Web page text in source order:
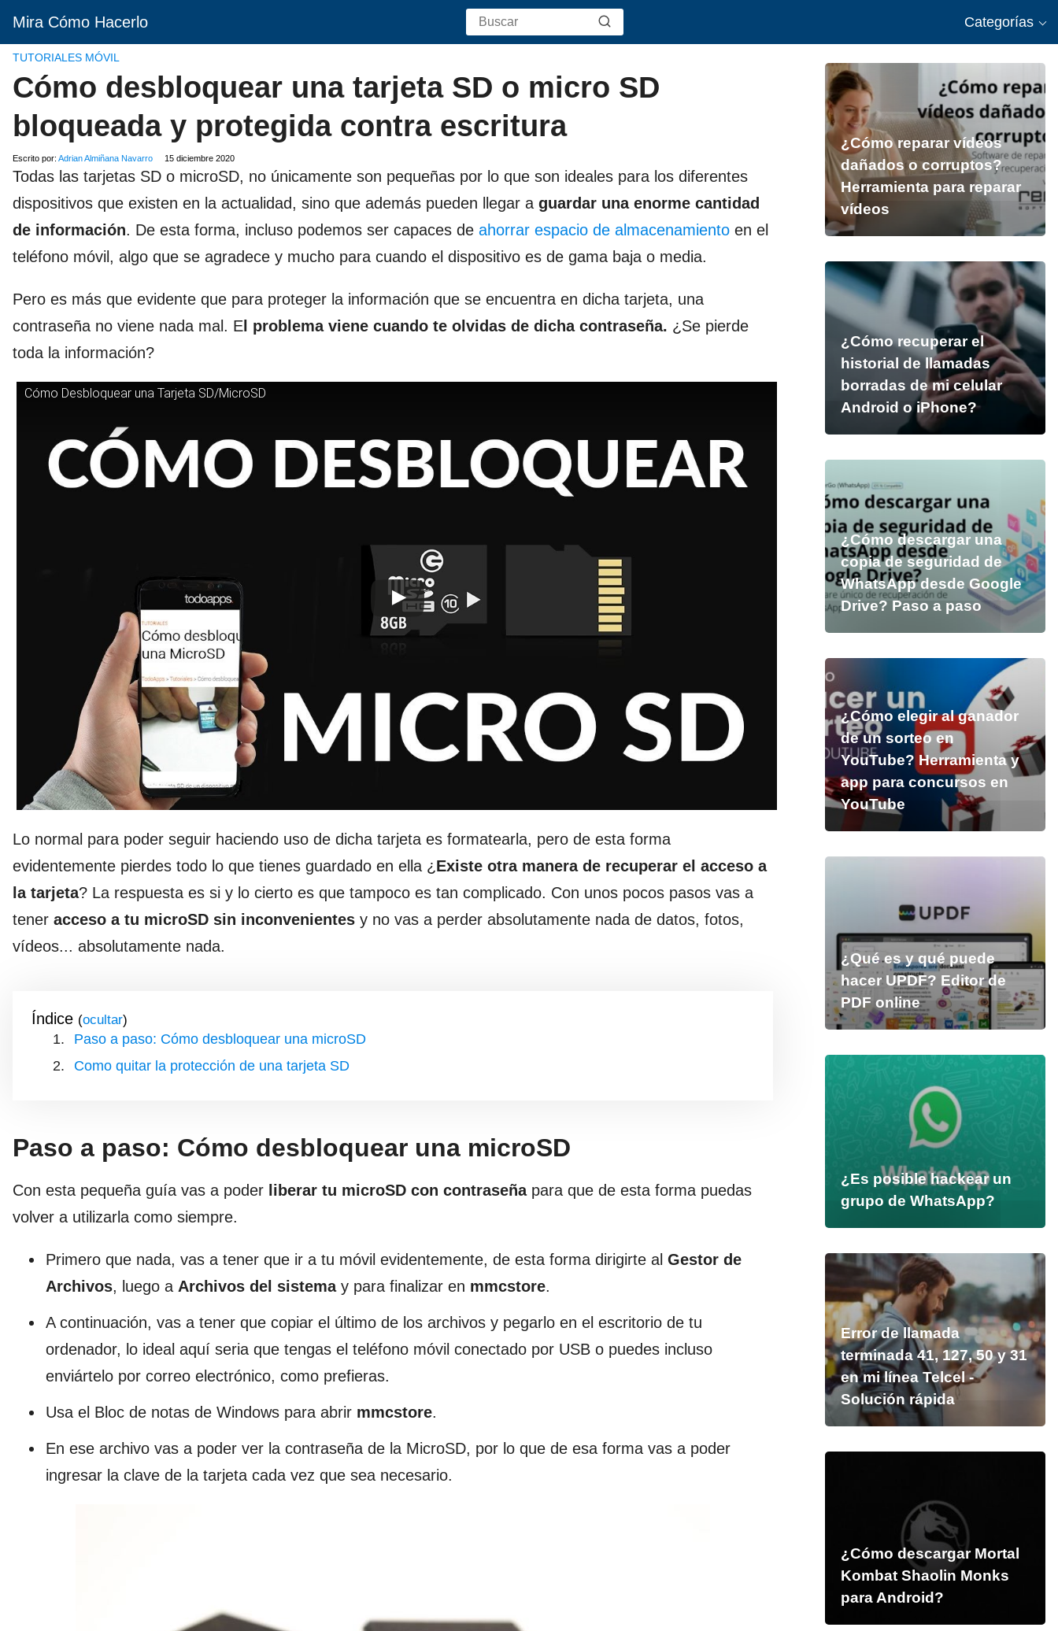
Mira Cómo Hacerlo Categorías
TUTORIALES MÓVIL
Cómo desbloquear una tarjeta SD o micro SD
bloqueada y protegida contra escritura
Escrito por: Adrian Almiñana Navarro 15 diciembre 2020
Todas las tarjetas SD o microSD, no únicamente son pequeñas por lo que son ideales para los diferentes
dispositivos que existen en la actualidad, sino que además pueden llegar a guardar una enorme cantidad
de información. De esta forma, incluso podemos ser capaces de ahorrar espacio de almacenamiento en el
teléfono móvil, algo que se agradece y mucho para cuando el dispositivo es de gama baja o media.
Pero es más que evidente que para proteger la información que se encuentra en dicha tarjeta, una
contraseña no viene nada mal. E l problema viene cuando te olvidas de dicha contraseña. ¿Se pierde
toda la información?
Cómo Desbloquear una Tarjeta SD/MicroSD
Lo normal para poder seguir haciendo uso de dicha tarjeta es formatearla, pero de esta forma
evidentemente pierdes todo lo que tienes guardado en ella ¿ Existe otra manera de recuperar el acceso a
la tarjeta? La respuesta es si y lo cierto es que tampoco es tan complicado. Con unos pocos pasos vas a
tener acceso a tu microSD sin inconvenientes y no vas a perder absolutamente nada de datos, fotos,
vídeos... absolutamente nada.
Índice ( )
Paso a paso: Cómo desbloquear una microSD
Como quitar la protección de una tarjeta SD
Paso a paso: Cómo desbloquear una microSD
Con esta pequeña guía vas a poder liberar tu microSD con contraseñapara que de esta forma puedas
volver a utilizarla como siempre.
Primero que nada, vas a tener que ir a tu móvil evidentemente, de esta forma dirigirte al Gestor de
Archivos, luego a Archivos del sistemay para finalizar en mmcstore.
A continuación, vas a tener que copiar el último de los archivos y pegarlo en el escritorio de tu
ordenador, lo ideal aquí seria que tengas el teléfono móvil conectado por USB o puedes incluso
enviártelo por correo electrónico, como prefieras.
Usa el Bloc de notas de Windows para abrir mmcstore.
En ese archivo vas a poder ver la contraseña de la MicroSD, por lo que de esa forma vas a poder
ingresar la clave de la tarjeta cada vez que sea necesario.
¿Cómo reparar vídeos
dañados o corruptos?
Herramienta para reparar
vídeos
¿Cómo recuperar el
historial de llamadas
borradas de mi celular
Android o iPhone?
¿Cómo descargar una
copia de seguridad de
WhatsApp desde Google
Drive? Paso a paso
¿Cómo elegir al ganador
de un sorteo en
YouTube? Herramienta y
app para concursos en
YouTube
¿Qué es y qué puede
hacer UPDF? Editor de
PDF online
¿Es posible hackear un
grupo de WhatsApp?
Error de llamada
terminada 41, 127, 50 y 31
en mi línea Telcel -
Solución rápida
¿Cómo descargar Mortal
Kombat Shaolin Monks
para Android?